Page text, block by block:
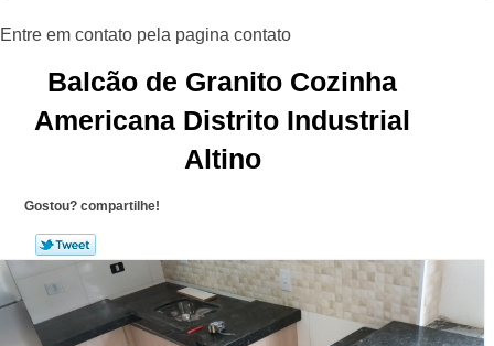
Balcão de Granito Cozinha
Americana Distrito Industrial
Altino
Gostou? compartilhe!